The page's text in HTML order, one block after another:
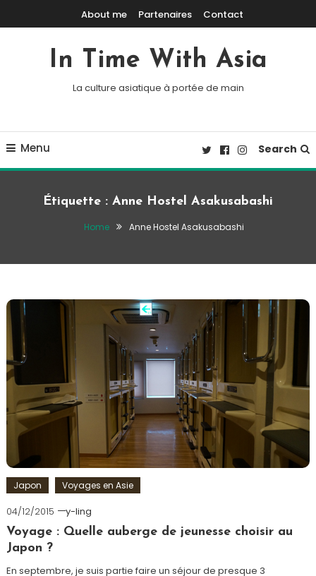
Skip To ContentAbout me Partenaires Contact
In Time With Asia
La culture asiatique à portée de main
Menu Search
Étiquette : Anne Hostel Asakusabashi
Home Anne Hostel Asakusabashi
Japon Voyages en Asie
04/12/2015
y-ling
Voyage : Quelle auberge de jeunesse choisir au
Japon ?
En septembre, je suis partie faire un séjour de presque 3